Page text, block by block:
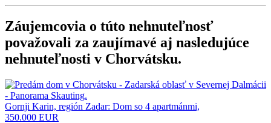
Záujemcovia o túto nehnuteľnosť
považovali za zaujímavé aj nasledujúce
nehnuteľnosti v Chorvátsku.
Gornji Karin, región Zadar: Dom so 4 apartmánmi,
350.000 EUR